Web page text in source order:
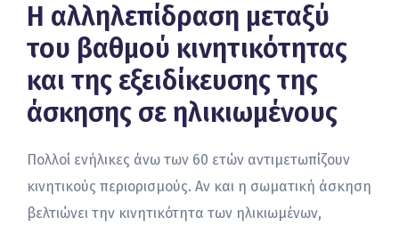
Η αλληλεπίδραση μεταξύ
του βαθμού κινητικότητας
και της εξειδίκευσης της
άσκησης σε ηλικιωμένους
Πολλοί ενήλικες άνω των 60 ετών αντιμετωπίζουν
κινητικούς περιορισμούς. Αν και η σωματική άσκηση
βελτιώνει την κινητικότητα των ηλικιωμένων,